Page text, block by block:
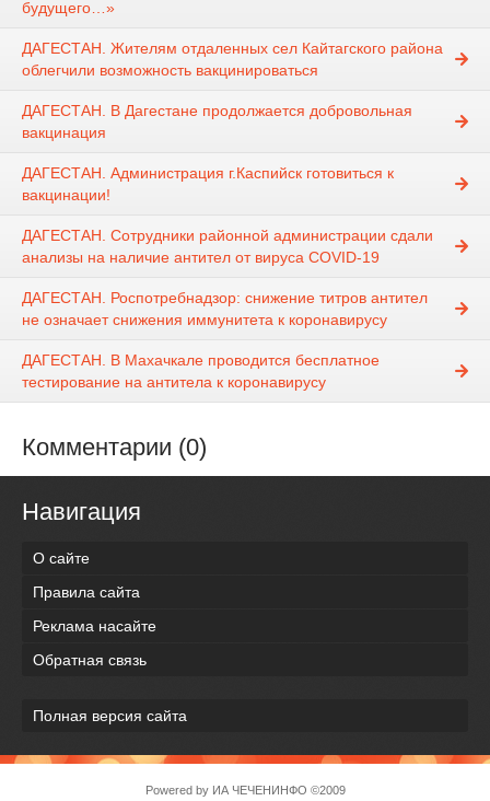
будущего…»
ДАГЕСТАН. Жителям отдаленных сел Кайтагского района
облегчили возможность вакцинироваться
ДАГЕСТАН. В Дагестане продолжается добровольная
вакцинация
ДАГЕСТАН. Администрация г.Каспийск готовиться к
вакцинации!
ДАГЕСТАН. Сотрудники районной администрации сдали
анализы на наличие антител от вируса COVID-19
ДАГЕСТАН. Роспотребнадзор: снижение титров антител
не означает снижения иммунитета к коронавирусу
ДАГЕСТАН. В Махачкале проводится бесплатное
тестирование на антитела к коронавирусу
Комментарии (0)
Навигация
О сайте
Правила сайта
Реклама насайте
Обратная связь
Полная версия сайта
Powered by ИА ЧЕЧЕНИНФО ©2009